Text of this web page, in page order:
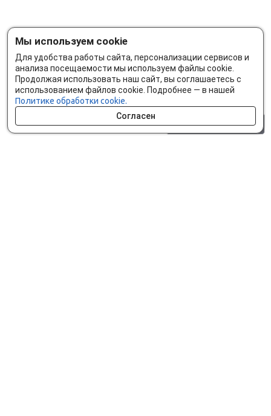
Мы используем cookie
Для удобства работы сайта, персонализации сервисов и
анализа посещаемости мы используем файлы cookie.
Продолжая использовать наш сайт, вы соглашаетесь с
использованием файлов cookie. Подробнее — в нашей
Политике обработки cookie.
Согласен